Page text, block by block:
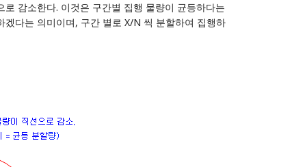
감소한다. 이것은 구간별 집행 물량이 균등하다는
다는 의미이며, 구간 별로 X/N 씩 분할하여 집행하